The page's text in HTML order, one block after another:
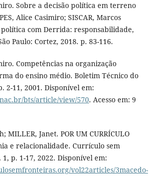
Sobre a decisão política em terreno
Alice Casimiro; SISCAR, Marcos
com Derrida: responsabilidade,
Paulo: Cortez, 2018. p. 83-116.
Competências na organização
do ensino médio. Boletim Técnico do
2-11, 2001. Disponível em:
bts/article/view/570. Acesso em: 9
MILLER, Janet. POR UM CURRÍCULO
e relacionalidade. Currículo sem
p. 1-17, 2022. Disponível em:
vol22articles/3macedo-